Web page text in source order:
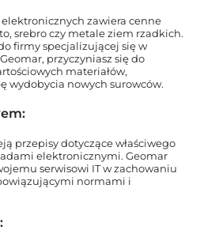
zawiera cenne
srebro czy metale ziem rzadkich.
firmy specjalizującej się w
przyczyniasz się do
materiałów,
wydobycia nowych surowców.
przepisy dotyczące właściwego
elektronicznymi. Geomar
serwisowi IT w zachowaniu
normami i